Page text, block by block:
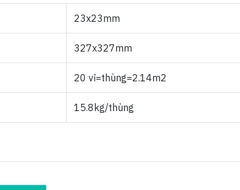
23x23mm
327x327mm
20 vỉ=thùng=2.14m2
15.8kg/thùng